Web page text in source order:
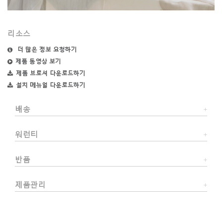
리소스
더 많은 정보 요청하기
제품 동영상 보기
제품 브로셔 다운로드하기
설치 메뉴얼 다운로드하기
배송
워런티
반품
제품관리